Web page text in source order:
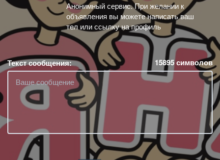
Анонимный сервис. При желании к
объявления вы можете написать ваш
тел или ссылку на профиль
Текст сообщения: 15895символов